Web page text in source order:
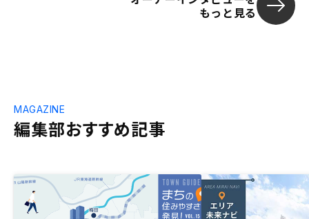
もっと見る
編集部おすすめ記事
MAGAZINE